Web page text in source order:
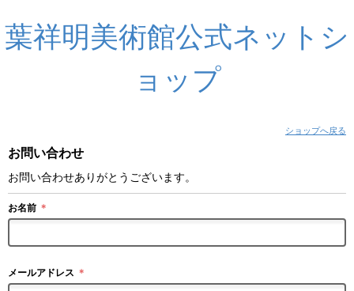
葉祥明美術館公式ネットシ
ョップ
ショップへ戻る
お問い合わせ
お問い合わせありがとうございます。
お名前 ＊
メールアドレス ＊